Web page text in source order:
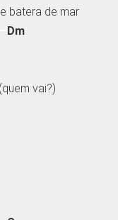
batera de mar
Dm
vai?)